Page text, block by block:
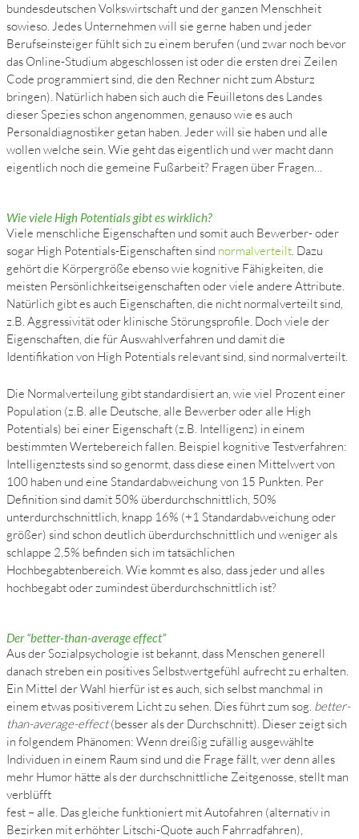
bundesdeutschen Volkswirtschaft und der ganzen Menschheit
sowieso. Jedes Unternehmen will sie gerne haben und jeder
Berufseinsteiger fühlt sich zu einem berufen (und zwar noch bevor
das Online-Studium abgeschlossen ist oder die ersten drei Zeilen
Code programmiert sind, die den Rechner nicht zum Absturz
bringen). Natürlich haben sich auch die Feuilletons des Landes
dieser Spezies schon angenommen, genauso wie es auch
Personaldiagnostiker getan haben. Jeder will sie haben und alle
wollen welche sein. Wie geht das eigentlich und wer macht dann
eigentlich noch die gemeine Fußarbeit? Fragen über Fragen…
Wie viele High Potentials gibt es wirklich?
Viele menschliche Eigenschaften und somit auch Bewerber- oder
sogar High Potentials-Eigenschaften sind normalverteilt. Dazu
gehört die Körpergröße ebenso wie kognitive Fähigkeiten, die
meisten Persönlichkeitseigenschaften oder viele andere Attribute.
Natürlich gibt es auch Eigenschaften, die nicht normalverteilt sind,
z.B. Aggressivität oder klinische Störungsprofile. Doch viele der
Eigenschaften, die für Auswahlverfahren und damit die
Identifikation von High Potentials relevant sind, sind normalverteilt.
Die Normalverteilung gibt standardisiert an, wie viel Prozent einer
Population (z.B. alle Deutsche, alle Bewerber oder alle High
Potentials) bei einer Eigenschaft (z.B. Intelligenz) in einem
bestimmten Wertebereich fallen. Beispiel kognitive Testverfahren:
Intelligenztests sind so genormt, dass diese einen Mittelwert von
100 haben und eine Standardabweichung von 15 Punkten. Per
Definition sind damit 50% überdurchschnittlich, 50%
unterdurchschnittlich, knapp 16% (+1 Standardabweichung oder
größer) sind schon deutlich überdurchschnittlich und weniger als
schlappe 2,5% befinden sich im tatsächlichen
Hochbegabtenbereich. Wie kommt es also, dass jeder und alles
hochbegabt oder zumindest überdurchschnittlich ist?
Der “better-than-average effect”
Aus der Sozialpsychologie ist bekannt, dass Menschen generell
danach streben ein positives Selbstwertgefühl aufrecht zu erhalten.
Ein Mittel der Wahl hierfür ist es auch, sich selbst manchmal in
einem etwas positiverem Licht zu sehen. Dies führt zum sog. better-
than-average-effect(besser als der Durchschnitt). Dieser zeigt sich
in folgendem Phänomen: Wenn dreißig zufällig ausgewählte
Individuen in einem Raum sind und die Frage fällt, wer denn alles
mehr Humor hätte als der durchschnittliche Zeitgenosse, stellt man
verblüfft
fest – alle. Das gleiche funktioniert mit Autofahren (alternativ in
Bezirken mit erhöhter Litschi-Quote auch Fahrradfahren),